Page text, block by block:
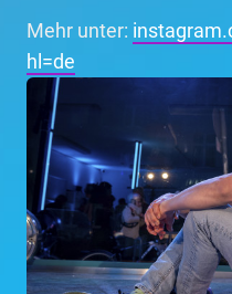
Mehr unter:
hl=de